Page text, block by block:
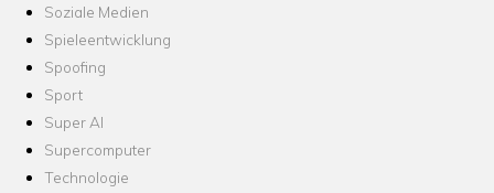
Soziale Medien
Spieleentwicklung
Spoofing
Sport
Super AI
Supercomputer
Technologie